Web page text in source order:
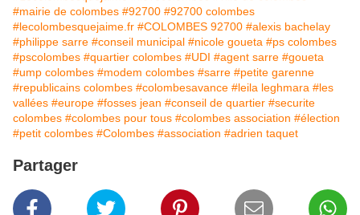
#mairie de colombes #92700 #92700 colombes
#lecolombesquejaime.fr #COLOMBES 92700 #alexis bachelay
#philippe sarre #conseil municipal #nicole goueta #ps colombes
#pscolombes #quartier colombes #UDI #agent sarre #goueta
#ump colombes #modem colombes #sarre #petite garenne
#republicains colombes #colombesavance #leila leghmara #les
vallées #europe #fosses jean #conseil de quartier #securite
colombes #colombes pour tous #colombes association #élection
#petit colombes #Colombes #association #adrien taquet
Partager